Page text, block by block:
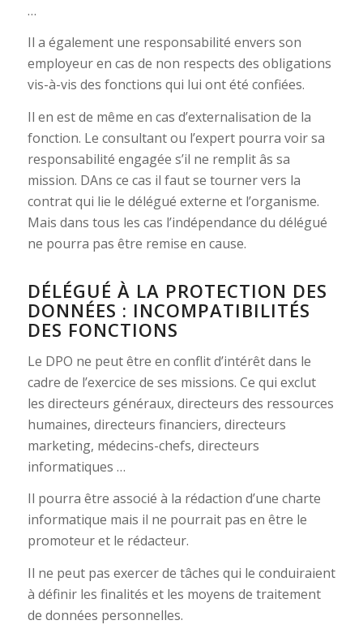
…
Il a également une responsabilité envers son
employeur en cas de non respects des obligations
vis-à-vis des fonctions qui lui ont été confiées.
Il en est de même en cas d’externalisation de la
fonction. Le consultant ou l’expert pourra voir sa
responsabilité engagée s’il ne remplit âs sa
mission. DAns ce cas il faut se tourner vers la
contrat qui lie le délégué externe et l’organisme.
Mais dans tous les cas l’indépendance du délégué
ne pourra pas être remise en cause.
DÉLÉGUÉ À LA PROTECTION DES
DONNÉES : INCOMPATIBILITÉS
DES FONCTIONS
Le DPO ne peut être en conflit d’intérêt dans le
cadre de l’exercice de ses missions. Ce qui exclut
les directeurs généraux, directeurs des ressources
humaines, directeurs financiers, directeurs
marketing, médecins-chefs, directeurs
informatiques …
Il pourra être associé à la rédaction d’une charte
informatique mais il ne pourrait pas en être le
promoteur et le rédacteur.
Il ne peut pas exercer de tâches qui le conduiraient
à définir les finalités et les moyens de traitement
de données personnelles.